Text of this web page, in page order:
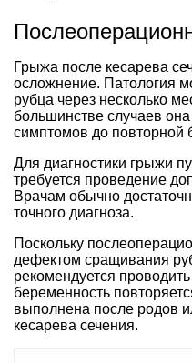
Грыжа после кесарева
осложнение. Патология
рубца через несколько
большинстве случаев
симптомов до повторной
Для диагностики грыжи
требуется проведение
Врачам обычно
точного диагноза.
Поскольку
дефектом сращивания
рекомендуется
беременность
выполнена после родов
кесарева сечения.